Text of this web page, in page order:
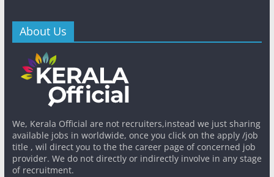
About Us
We, Kerala Official are not recruiters,instead we just sharing
available jobs in worldwide, once you click on the apply /job
title , wil direct you to the the career page of concerned job
provider. We do not directly or indirectly involve in any stage
of recruitment.